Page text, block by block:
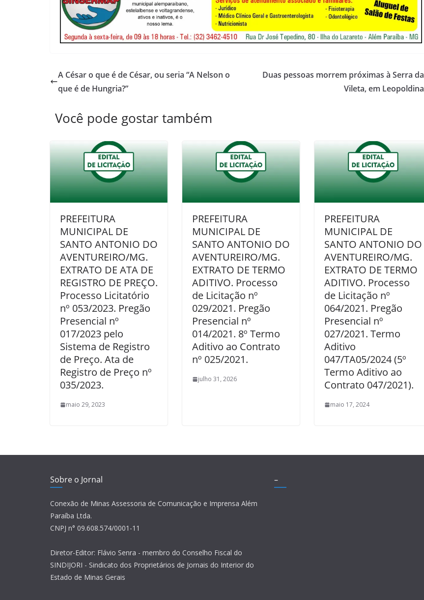
A César o que é de César, ou seria “A Nelson o
que é de Hungria?”
Duas pessoas morrem próximas à Serra da
Vileta, em Leopoldina
Você pode gostar também
PREFEITURA
MUNICIPAL DE
SANTO ANTONIO DO
AVENTUREIRO/MG.
EXTRATO DE ATA DE
REGISTRO DE PREÇO.
Processo Licitatório
nº 053/2023. Pregão
Presencial nº
017/2023 pelo
Sistema de Registro
de Preço. Ata de
Registro de Preço nº
035/2023.
maio 29, 2023
PREFEITURA
MUNICIPAL DE
SANTO ANTONIO DO
AVENTUREIRO/MG.
EXTRATO DE TERMO
ADITIVO. Processo
de Licitação nº
029/2021. Pregão
Presencial nº
014/2021. 8º Termo
Aditivo ao Contrato
nº 025/2021.
julho 31, 2026
PREFEITURA
MUNICIPAL DE
SANTO ANTONIO DO
AVENTUREIRO/MG.
EXTRATO DE TERMO
ADITIVO. Processo
de Licitação nº
064/2021. Pregão
Presencial nº
027/2021. Termo
Aditivo
047/TA05/2024 (5º
Termo Aditivo ao
Contrato 047/2021).
maio 17, 2024
Sobre o Jornal
Conexão de Minas Assessoria de Comunicação e Imprensa Além
Paraíba Ltda.
CNPJ n° 09.608.574/0001-11
Diretor-Editor: Flávio Senra - membro do Conselho Fiscal do
SINDIJORI - Sindicato dos Proprietários de Jornais do Interior do
Estado de Minas Gerais
–